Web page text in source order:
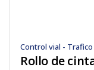
Control vial -